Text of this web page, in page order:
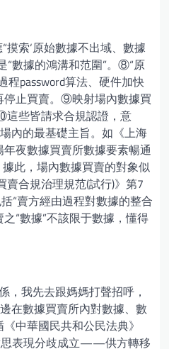
索‘原始數據不出域、數據
“數據的鴻溝和范圍”。⑧“原
程password算法、硬件加快
停止買賣。⑨映射場內數據買
這些皆請求合規認證，意
內的最基礎主旨。如《上海
夜數據買賣所數據要素暢通
此，場內數據買賣的對象似
合規治理規范(試行)》第7
“賣方經由過程對數據的整合
“數據”不該限于數據，懂得
，我先去跟媽媽打聲招呼，
在數據買賣所內對數據、數
中華國民共和公民法典》
思表現分歧成立——供方轉移